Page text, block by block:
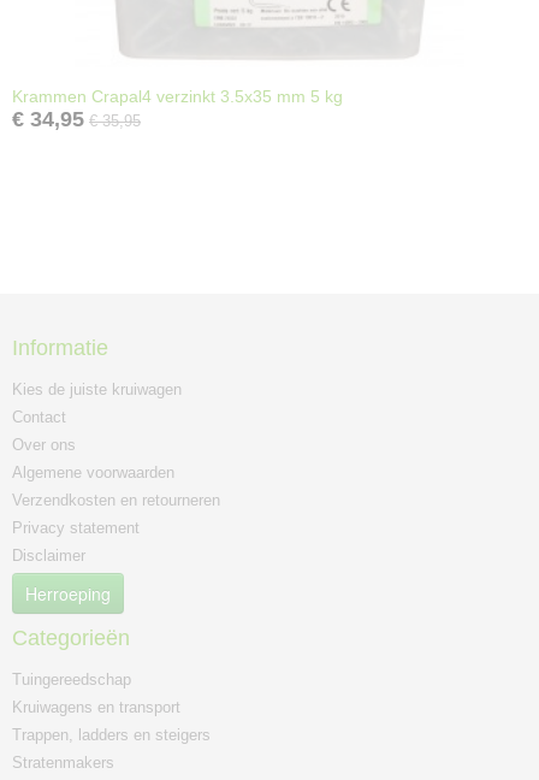
Krammen Crapal4 verzinkt 3.5x35 mm 5 kg
€ 34,95 € 35,95
Informatie
Kies de juiste kruiwagen
Contact
Over ons
Algemene voorwaarden
Verzendkosten en retourneren
Privacy statement
Disclaimer
Herroeping
Categorieën
Tuingereedschap
Kruiwagens en transport
Trappen, ladders en steigers
Stratenmakers